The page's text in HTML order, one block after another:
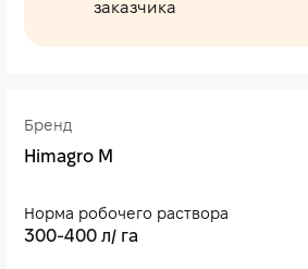
Бренд
Himagro M
Норма робочего раствора
300-400 л/ га
заказчика